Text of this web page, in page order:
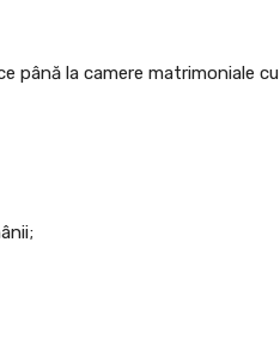
până la camere matrimoniale cu